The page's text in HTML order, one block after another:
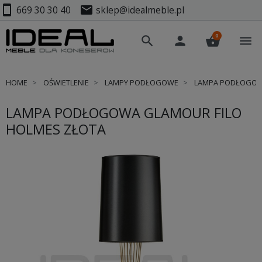
smartphone 669 30 30 40 mail sklep@idealmeble.pl
search person shopping_basket
0 menu
HOME OŚWIETLENIE LAMPY PODŁOGOWE LAMPA
LAMPA PODŁOGOWA GLAMOUR FILO
HOLMES ZŁOTA